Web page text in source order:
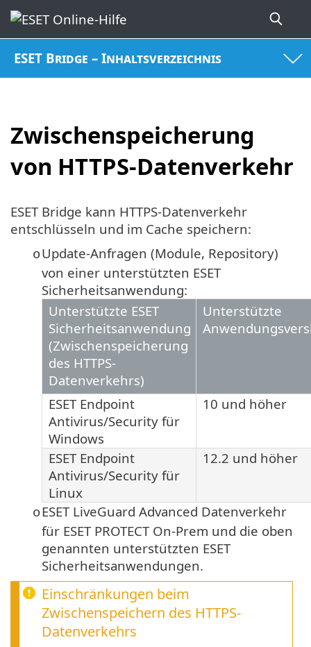
ESET Bridge – Inhaltsverzeichnis
Zwischenspeicherung
von HTTPS-Datenverkehr
ESET Bridge kann HTTPS-Datenverkehr
entschlüsseln und im Cache speichern:
oUpdate-Anfragen (Module, Repository)
von einer unterstützten ESET
Sicherheitsanwendung:
Unterstützte ESET
Sicherheitsanwendung
(Zwischenspeicherung
des HTTPS-
Datenverkehrs)
Unterstützte
ESET Endpoint
Antivirus/Security für
Windows
10 und höher
ESET Endpoint
Antivirus/Security für
Linux
12.2 und höher
oESET LiveGuard Advanced Datenverkehr
für ESET PROTECT On-Prem und die oben
genannten unterstützten ESET
Sicherheitsanwendungen.
Einschränkungen beim
Zwischenspeichern des HTTPS-
Datenverkehrs